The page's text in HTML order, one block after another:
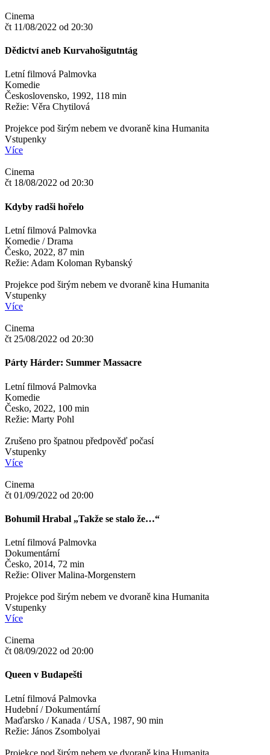
Cinema
čt 11/08/2022 od 20:30
Dědictví aneb Kurvahošigutntág
Letní filmová Palmovka
Komedie
Československo, 1992, 118 min
Režie: Věra Chytilová
Projekce pod širým nebem ve dvoraně kina Humanita
Vstupenky
Více
Cinema
čt 18/08/2022 od 20:30
Kdyby radši hořelo
Letní filmová Palmovka
Komedie / Drama
Česko, 2022, 87 min
Režie: Adam Koloman Rybanský
Projekce pod širým nebem ve dvoraně kina Humanita
Vstupenky
Více
Cinema
čt 25/08/2022 od 20:30
Párty Hárder: Summer Massacre
Letní filmová Palmovka
Komedie
Česko, 2022, 100 min
Režie: Marty Pohl
Zrušeno pro špatnou předpověď počasí
Vstupenky
Více
Cinema
čt 01/09/2022 od 20:00
Bohumil Hrabal „Takže se stalo že…“
Letní filmová Palmovka
Dokumentární
Česko, 2014, 72 min
Režie: Oliver Malina-Morgenstern
Projekce pod širým nebem ve dvoraně kina Humanita
Vstupenky
Více
Cinema
čt 08/09/2022 od 20:00
Queen v Budapešti
Letní filmová Palmovka
Hudební / Dokumentární
Maďarsko / Kanada / USA, 1987, 90 min
Režie: János Zsombolyai
Projekce pod širým nebem ve dvoraně kina Humanita